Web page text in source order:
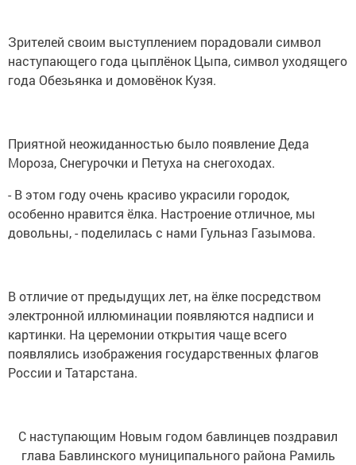
Зрителей своим выступлением порадовали символ
наступающего года цыплёнок Цыпа, символ уходящего
года Обезьянка и домовёнок Кузя.
Приятной неожиданностью было появление Деда
Мороза, Снегурочки и Петуха на снегоходах.
- В этом году очень красиво украсили городок,
особенно нравится ёлка. Настроение отличное, мы
довольны, - поделилась с нами Гульназ Газымова.
В отличие от предыдущих лет, на ёлке посредством
электронной иллюминации появляются надписи и
картинки. На церемонии открытия чаще всего
появлялись изображения государственных флагов
России и Татарстана.
С наступающим Новым годом бавлинцев поздравил
глава Бавлинского муниципального района Рамиль